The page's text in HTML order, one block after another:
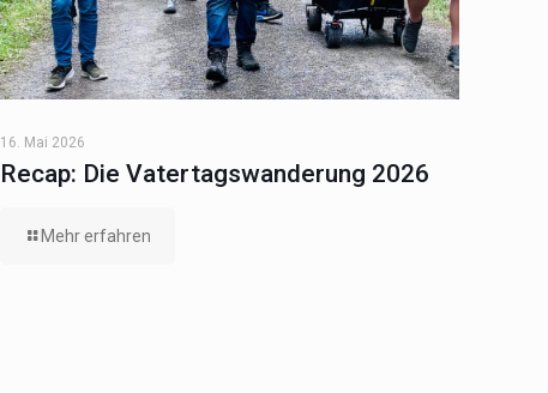
16. Mai 2026
Recap: Die Vatertagswanderung 2026
Mehr erfahren